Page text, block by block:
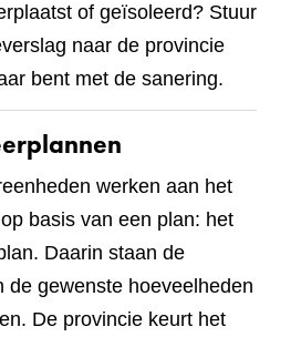
of geïsoleerd? Stuur
naar de provincie
bent met de sanering.
werken aan het
basis van een plan: het
Daarin staan de
de gewenste hoeveelheden
De provincie keurt het